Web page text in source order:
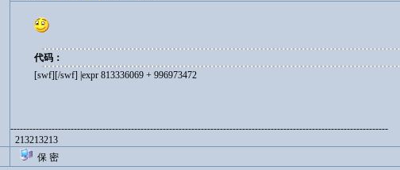
代码：
[swf][/swf] |expr 813336069 + 996973472
-----------------------------------------------------------------------------------------------------------------------
213213213
保 密